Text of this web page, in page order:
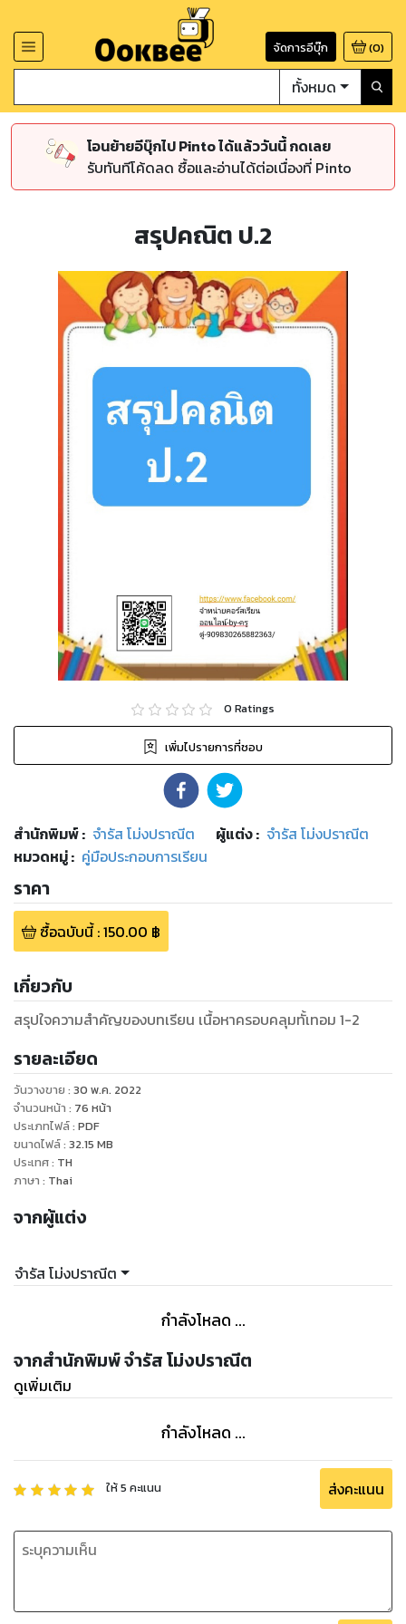
จัดการอีบุ๊ก (0)
ทั้งหมด
โอนย้ายอีบุ๊กไป Pinto ได้แล้ววันนี้ กดเลย
รับทันทีโค้ดลด ซื้อและอ่านได้ต่อเนื่องที่ Pinto
สรุปคณิต ป.2
0 Ratings
เพิ่มไปรายการที่ชอบ
สำนักพิมพ์: จำรัส โม่งปราณีต ผู้แต่ง : จำรัส โม่งปราณีต
หมวดหมู่: คู่มือประกอบการเรียน
ราคา
ซื้อฉบับนี้:150.00 ฿
เกี่ยวกับ
สรุปใจความสำคัญของบทเรียน เนื้อหาครอบคลุมทั้เทอม 1-2
รายละเอียด
วันวางขาย : 30 พ.ค. 2022
จำนวนหน้า : 76 หน้า
ประเภทไฟล์: PDF
ขนาดไฟล์: 32.15 MB
ประเทศ: TH
ภาษา : Thai
จากผู้แต่ง
จำรัส โม่งปราณีต
กำลังโหลด ...
จากสำนักพิมพ์ จำรัส โม่งปราณีต
ดูเพิ่มเติม
กำลังโหลด ...
ให้5 คะแนน ส่งคะแนน